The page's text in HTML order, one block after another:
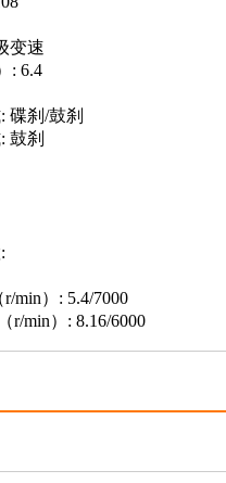
变速
: 6.4
碟刹/鼓刹
鼓刹
min）: 5.4/7000
r/min）: 8.16/6000